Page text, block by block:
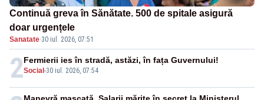
Continuă greva în Sănătate. 500 de spitale asigură
doar urgențele
Sanatate·30 iul. 2026, 07:51
2Social -30 iul. 2026, 07:54
Fermierii ies în stradă, astăzi, în fața Guvernului!